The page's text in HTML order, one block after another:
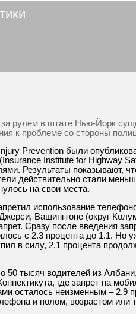
рулем в штате Нью-Йорк
к проблеме со стороны
Prevention были
Institute for Highway
Результаты показывают,
действительно стали
на свои места.
использование
Вашингтоне (округ
Сразу после введения
с 2.3 процента до 1.1. Но
в силу, 2.1 процента
тысяч водителей из
где запрет на
осталось неизменным – 2.9
и полом, возрастом